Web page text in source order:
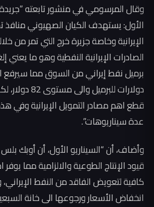
وقال المرسومي في منشور تابعته
الأول: يستهدف الكيان الصهيوني منافذ
دولارات للبرميل
قطع اهم مصادر التمويل الإيرانية وفي
عدة سيناريوهات”.
وأضاف، أن “السيناريو الأول، أن أوبك
قيود الإنتاج الطوعية والالزامية مما
كافية لتعويض الفاقد من النفط
انخفاض الأسعار ورجوعها الى خانة